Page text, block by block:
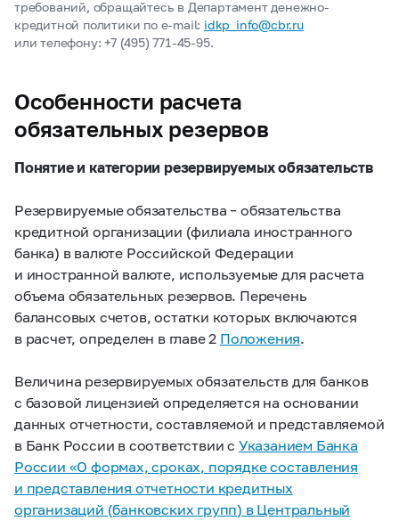
требований, обращайтесь в Департамент денежно-
кредитной политики по e-mail: idkp_info@cbr.ru
или телефону:+7 (495) 771-45-95.
Особенности расчета
обязательных резервов
Понятие и категории резервируемых обязательств
Резервируемые обязательства – обязательства
кредитной организации (филиала иностранного
банка) в валюте Российской Федерации
и иностранной валюте, используемые для расчета
объема обязательных резервов. Перечень
балансовых счетов, остатки которых включаются
в расчет, определен в главе 2 Положения.
Величина резервируемых обязательств для банков
с базовой лицензией определяется на основании
данных отчетности, составляемой и представляемой
в Банк России в соответствии с Указанием Банка
России «О формах, сроках, порядке составления
и представления отчетности кредитных
организаций (банковских групп) в Центральный